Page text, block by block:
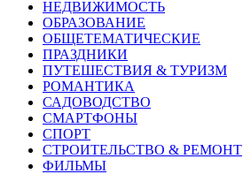
НЕДВИЖИМОСТЬ
ОБРАЗОВАНИЕ
ОБЩЕТЕМАТИЧЕСКИЕ
ПРАЗДНИКИ
ПУТЕШЕСТВИЯ & ТУРИЗМ
РОМАНТИКА
САДОВОДСТВО
СМАРТФОНЫ
СПОРТ
СТРОИТЕЛЬСТВО & РЕМОНТ
ФИЛЬМЫ